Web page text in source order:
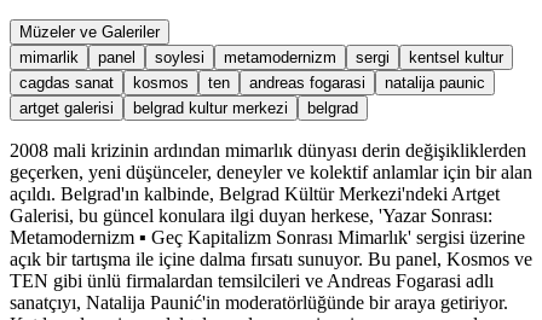
Müzeler ve Galeriler
mimarlik
panel soylesi metamodernizm sergi
kentsel kultur
cagdas sanat
kosmos ten andreas fogarasi
natalija paunic
artget galerisi
belgrad kultur merkezi belgrad
2008 mali krizinin ardından mimarlık dünyası derin değişikliklerden
geçerken, yeni düşünceler, deneyler ve kolektif anlamlar için bir alan
açıldı. Belgrad'ın kalbinde, Belgrad Kültür Merkezi'ndeki Artget
Galerisi, bu güncel konulara ilgi duyan herkese, 'Yazar Sonrası:
Metamodernizm ▪︎ Geç Kapitalizm Sonrası Mimarlık' sergisi üzerine
açık bir tartışma ile içine dalma fırsatı sunuyor. Bu panel, Kosmos ve
TEN gibi ünlü firmalardan temsilcileri ve Andreas Fogarasi adlı
sanatçıyı, Natalija Paunić'in moderatörlüğünde bir araya getiriyor.